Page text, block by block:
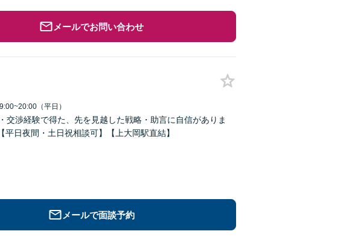
メールでお問い合わせ
（平日）
交渉経験で得た、先を見越した戦略・助言に自信がありま
日夜間・土日祝相談可】【上大岡駅直結】
メールで面談予約